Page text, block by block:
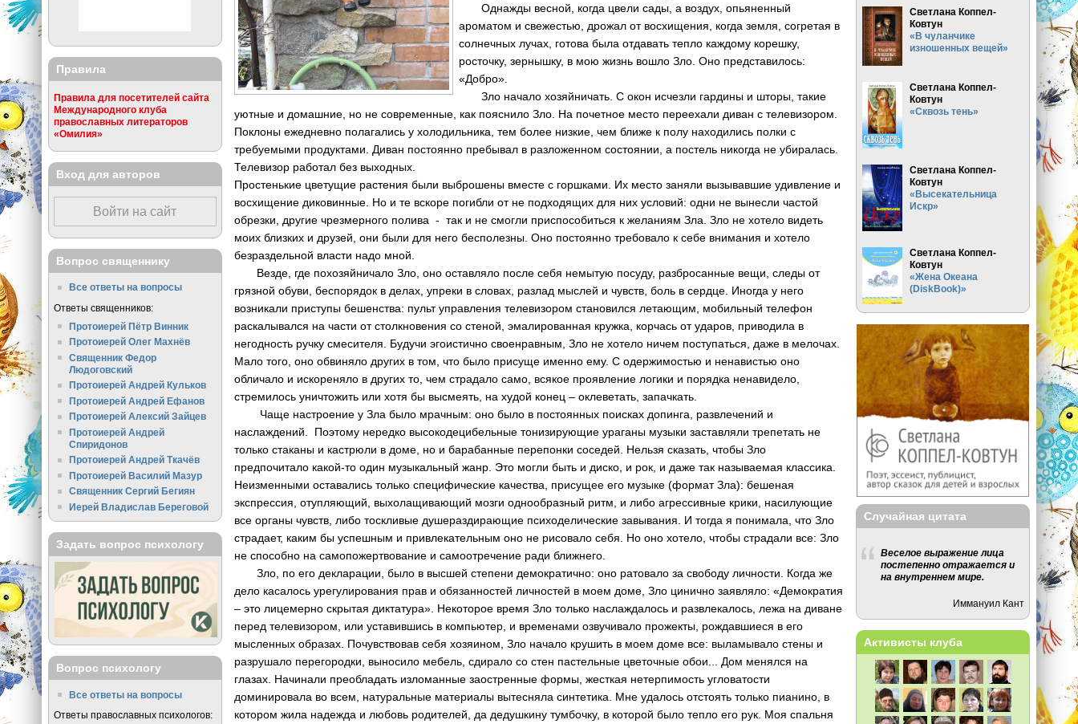
Однажды весной, когда цвели сады, а воздух, опьяненный
ароматом и свежестью, дрожал от восхищения, когда земля, согретая в
солнечных лучах, готова была отдавать тепло каждому корешку,
росточку, зернышку, в мою жизнь вошло Зло. Оно представилось:
«Добро».
Зло начало хозяйничать. С окон исчезли гардины и шторы, такие
уютные и домашние, но не современные, как пояснило Зло. На почетное место переехали диван с телевизором.
Поклоны ежедневно полагались у холодильника, тем более низкие, чем ближе к полу находились полки с
требуемыми продуктами. Диван постоянно пребывал в разложенном состоянии, а постель никогда не убиралась.
Телевизор работал без выходных.
Простенькие цветущие растения были выброшены вместе с горшками. Их место заняли вызывавшие удивление и
восхищение диковинные. Но и те вскоре погибли от не подходящих для них условий: одни не вынесли частой
обрезки, другие чрезмерного полива - так и не смогли приспособиться к желаниям Зла. Зло не хотело видеть
моих близких и друзей, они были для него бесполезны. Оно постоянно требовало к себе внимания и хотело
безраздельной власти надо мной.
Везде, где похозяйничало Зло, оно оставляло после себя немытую посуду, разбросанные вещи, следы от
грязной обуви, беспорядок в делах, упреки в словах, разлад мыслей и чувств, боль в сердце. Иногда у него
возникали приступы бешенства: пульт управления телевизором становился летающим, мобильный телефон
раскалывался на части от столкновения со стеной, эмалированная кружка, корчась от ударов, приводила в
негодность ручку смесителя. Будучи эгоистично своенравным, Зло не хотело ничем поступаться, даже в мелочах.
Мало того, оно обвиняло других в том, что было присуще именно ему. С одержимостью и ненавистью оно
обличало и искореняло в других то, чем страдало само, всякое проявление логики и порядка ненавидело,
стремилось уничтожить или хотя бы высмеять, на худой конец – оклеветать, запачкать.
Чаще настроение у Зла было мрачным: оно было в постоянных поисках допинга, развлечений и
наслаждений. Поэтому нередко высокодецибельные тонизирующие ураганы музыки заставляли трепетать не
только стаканы и кастрюли в доме, но и барабанные перепонки соседей. Нельзя сказать, чтобы Зло
предпочитало какой-то один музыкальный жанр. Это могли быть и диско, и рок, и даже так называемая классика.
Неизменными оставались только специфические качества, присущее его музыке (формат Зла): бешеная
экспрессия, отупляющий, выхолащивающий мозги однообразный ритм, и либо агрессивные крики, насилующие
все органы чувств, либо тоскливые душераздирающие психоделические завывания. И тогда я понимала, что Зло
страдает, каким бы успешным и привлекательным оно не рисовало себя. Но оно хотело, чтобы страдали все: Зло
не способно на самопожертвование и самоотречение ради ближнего.
Зло, по его декларации, было в высшей степени демократично: оно ратовало за свободу личности. Когда же
дело касалось урегулирования прав и обязанностей личностей в моем доме, Зло цинично заявляло: «Демократия
– это лицемерно скрытая диктатура». Некоторое время Зло только наслаждалось и развлекалось, лежа на диване
перед телевизором, или уставившись в компьютер, и временами озвучивало прожекты, рождавшиеся в его
мысленных образах. Почувствовав себя хозяином, Зло начало крушить в моем доме все: выламывало стены и
разрушало перегородки, выносило мебель, сдирало со стен пастельные цветочные обои... Дом менялся на
глазах. Начинали преобладать изломанные заостренные формы, жесткая нетерпимость угловатости
доминировала во всем, натуральные материалы вытесняла синтетика. Мне удалось отстоять только пианино, в
котором жила надежда и любовь родителей, да дедушкину тумбочку, в которой было тепло его рук. Моя спальня
Правила
Правила для посетителей сайта
Международного клуба
православных литераторов
«Омилия»
Вход для авторов
Войти на сайт
Вопрос священнику
Все ответы на вопросы
Ответы священников:
Протоиерей Пётр Винник
Протоиерей Олег Махнёв
Священник Федор
Людоговский
Протоиерей Андрей Кульков
Протоиерей Андрей Ефанов
Протоиерей Алексий Зайцев
Протоиерей Андрей
Спиридонов
Протоиерей Андрей Ткачёв
Протоиерей Василий Мазур
Священник Сергий Бегиян
Иерей Владислав Береговой
Задать вопрос психологу
Вопрос психологу
Все ответы на вопросы
Ответы православных психологов:
Светлана Коппел-
Ковтун
«В чуланчике
изношенных вещей»
Светлана Коппел-
Ковтун
«Сквозь тень»
Светлана Коппел-
Ковтун
«Высекательница
Искр»
Светлана Коппел-
Ковтун
«Жена Океана
(DiskBook)»
Случайная цитата
Веселое выражение лица
постепенно отражается и
на внутреннем мире.
Иммануил Кант
Активисты клуба